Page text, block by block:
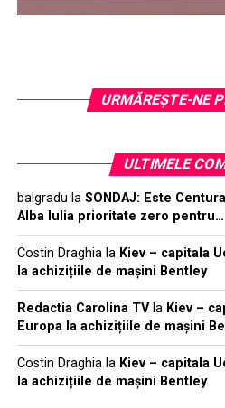
URMĂREŞTE-NE
ULTIMELE
balgradu la SONDAJ: Este
Alba Iulia prioritate zero pentru…
Costin Draghiala Kiev – capitala
la achizițiile de mașini Bentley
Redactia Carolina TVla Kiev –
Europa la achizițiile de mașini
Costin Draghiala Kiev – capitala
la achizițiile de mașini Bentley